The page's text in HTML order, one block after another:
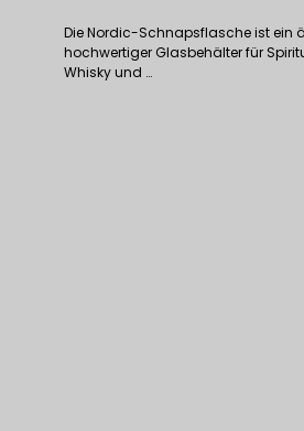
Die Nordic-Schnapsflasche ist ein
hochwertiger Glasbehälter für
Whisky und …